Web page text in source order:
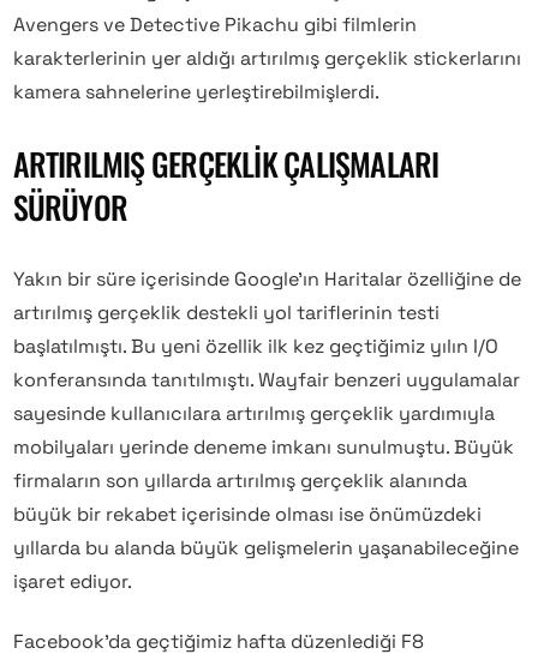
Avengers ve Detective Pikachu gibi filmlerin
karakterlerinin yer aldığı artırılmış gerçeklik stickerlarını
kamera sahnelerine yerleştirebilmişlerdi.
ARTIRILMIŞ GERÇEKLIK ÇALIŞMALARI
SÜRÜYOR
Yakın bir süre içerisinde Google’ın Haritalar özelliğine de
artırılmış gerçeklik destekli yol tariflerinin testi
başlatılmıştı. Bu yeni özellik ilk kez geçtiğimiz yılın I/O
konferansında tanıtılmıştı. Wayfair benzeri uygulamalar
sayesinde kullanıcılara artırılmış gerçeklik yardımıyla
mobilyaları yerinde deneme imkanı sunulmuştu. Büyük
firmaların son yıllarda artırılmış gerçeklik alanında
büyük bir rekabet içerisinde olması ise önümüzdeki
yıllarda bu alanda büyük gelişmelerin yaşanabileceğine
işaret ediyor.
Facebook’da geçtiğimiz hafta düzenlediği F8